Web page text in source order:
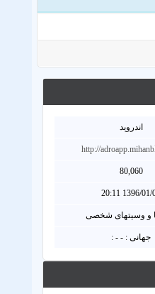
اندروید
http://
80,060
1396/01/04
و وسیتهای شخصی
جهانی : - - :